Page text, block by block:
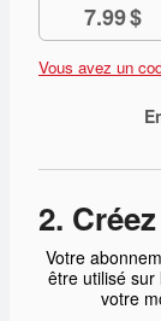
7.99 $
Vous avez un
2.
Votre
être utilisé sur
votre